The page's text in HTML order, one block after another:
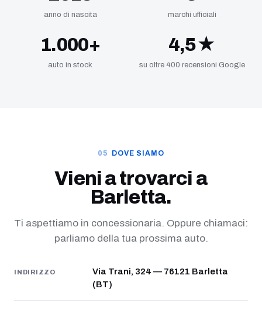
anno di nascita marchi ufficiali
1.000+
auto in stock
4,5★
su oltre 400 recensioni Google
DOVE SIAMO
Vieni a trovarci a
Barletta.
Ti aspettiamo in concessionaria. Oppure chiamaci:
parliamo della tua prossima auto.
INDIRIZZO
Via Trani, 324 — 76121 Barletta
(BT)